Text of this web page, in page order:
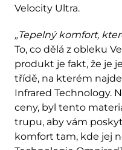
Velocity Ultra.
„Tepelný komfort,
To, co dělá z obleku
produkt je fakt, že je
třídě, na kterém
Infrared Technology.
ceny, byl tento
trupu, aby vám
komfort tam, kde jej